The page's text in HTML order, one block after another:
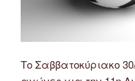
Το Σαββατοκύριακο